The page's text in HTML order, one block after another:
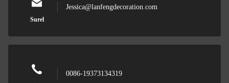
Surel
Jessica@lanfengdecoration.com
0086-19373134319